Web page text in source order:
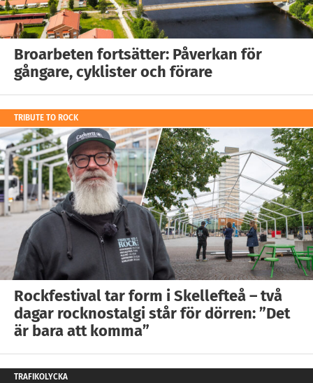
Broarbeten fortsätter: Påverkan för
gångare, cyklister och förare
TRIBUTE TO ROCK
Rockfestival tar form i Skellefteå – två
dagar rocknostalgi står för dörren: ”Det
är bara att komma”
TRAFIKOLYCKA